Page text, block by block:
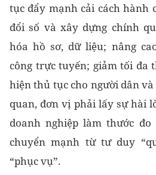
tục đẩy mạnh cải cách hành
đổi số và xây dựng chính
hóa hồ sơ, dữ liệu; nâng
công trực tuyến; giảm tối đa
hiện thủ tục cho người dân và
quan, đơn vị phải lấy sự hài
doanh nghiệp làm thước
chuyển mạnh từ tư duy
“phục vụ”.